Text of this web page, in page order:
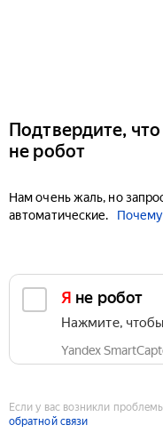
Подтвердите,
не робот
Нам очень жаль, но
автоматические.
Почему
Я не робот
Нажмите,
Yandex
Если у вас возникли
обратной связи